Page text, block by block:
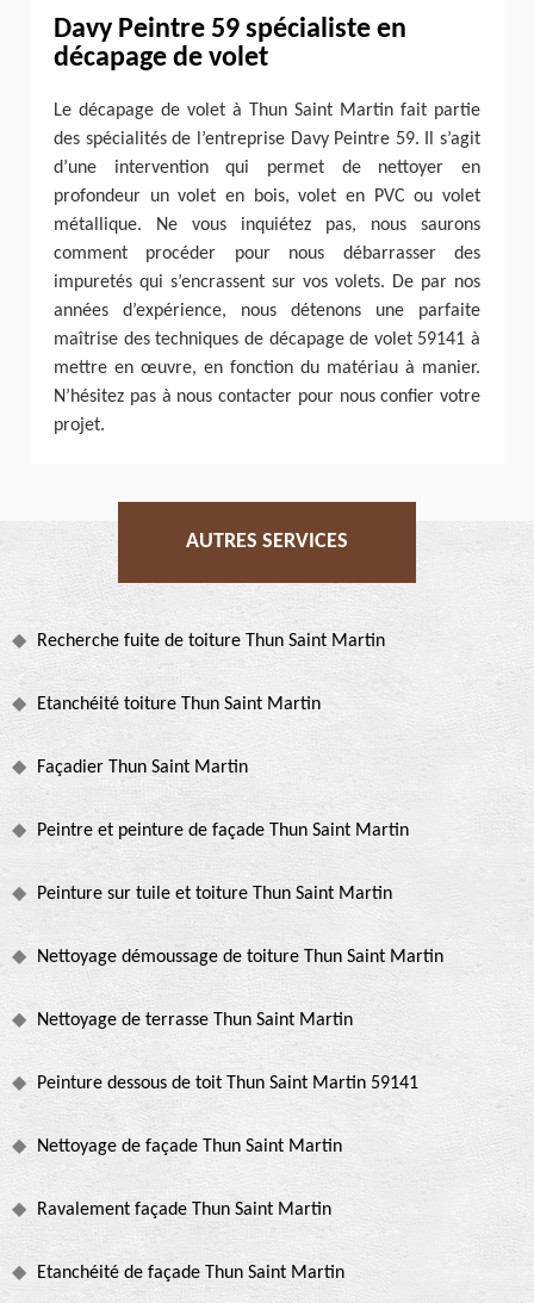
Davy Peintre 59 spécialiste en
décapage de volet
Le décapage de volet à Thun Saint Martin fait partie
des spécialités de l’entreprise Davy Peintre 59. Il s’agit
d’une intervention qui permet de nettoyer en
profondeur un volet en bois, volet en PVC ou volet
métallique. Ne vous inquiétez pas, nous saurons
comment procéder pour nous débarrasser des
impuretés qui s’encrassent sur vos volets. De par nos
années d’expérience, nous détenons une parfaite
maîtrise des techniques de décapage de volet 59141 à
mettre en œuvre, en fonction du matériau à manier.
N’hésitez pas à nous contacter pour nous confier votre
projet.
AUTRES SERVICES
Recherche fuite de toiture Thun Saint Martin
Etanchéité toiture Thun Saint Martin
Façadier Thun Saint Martin
Peintre et peinture de façade Thun Saint Martin
Peinture sur tuile et toiture Thun Saint Martin
Nettoyage démoussage de toiture Thun Saint Martin
Nettoyage de terrasse Thun Saint Martin
Peinture dessous de toit Thun Saint Martin 59141
Nettoyage de façade Thun Saint Martin
Ravalement façade Thun Saint Martin
Etanchéité de façade Thun Saint Martin